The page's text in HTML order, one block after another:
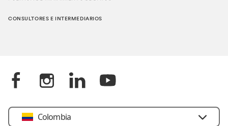
CONSULTORES E INTERMEDIARIOS
Colombia